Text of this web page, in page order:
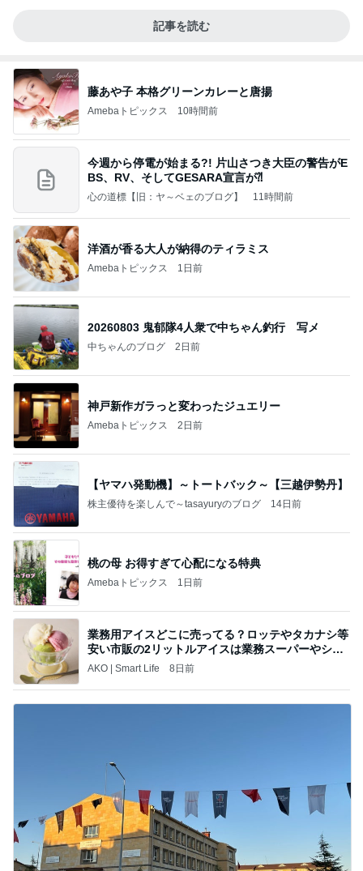
記事を読む
藤あや子 本格グリーンカレーと唐揚
Amebaトピックス 10時間前
今週から停電が始まる?! 片山さつき大臣の警告がE
BS、RV、そしてGESARA宣言が⁈
心の道標【旧：ヤ～ベェのブログ】 11時間前
洋酒が香る大人が納得のティラミス
Amebaトピックス 1日前
20260803 鬼郁隊4人衆で中ちゃん釣行 写メ
中ちゃんのブログ 2日前
神戸新作ガラっと変わったジュエリー
Amebaトピックス 2日前
【ヤマハ発動機】～トートバック～【三越伊勢丹】
株主優待を楽しんで～tasayuryのブログ 14日前
桃の母 お得すぎて心配になる特典
Amebaトピックス 1日前
業務用アイスどこに売ってる？ロッテやタカナシ等
安い市販の2リットルアイスは業務スーパーやシャ
トレ
AKO | Smart Life 8日前